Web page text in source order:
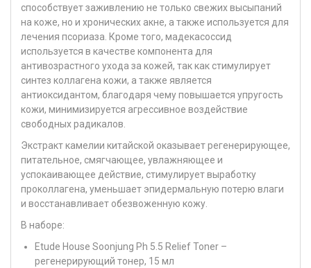
способствует заживлению не только свежих высыпаний
на коже, но и хронических акне, а также используется для
лечения псориаза. Кроме того, мадекасоссид
используется в качестве компонента для
антивозрастного ухода за кожей, так как стимулирует
синтез коллагена кожи, а также является
антиоксидантом, благодаря чему повышается упругость
кожи, минимизируется агрессивное воздействие
свободных радикалов.
Экстракт камелии китайской оказывает регенерирующее,
питательное, смягчающее, увлажняющее и
успокаивающее действие, стимулирует выработку
проколлагена, уменьшает эпидермальную потерю влаги
и восстанавливает обезвоженную кожу.
В наборе:
Etude House Soonjung Ph 5.5 Relief Toner –
регенерирующий тонер, 15 мл